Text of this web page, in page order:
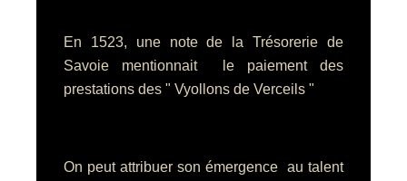
En 1523, une note de la Trésorerie de
Savoie mentionnait
le paiement des
prestations des " Vyollons de Verceils "
On peut attribuer son émergence au talent